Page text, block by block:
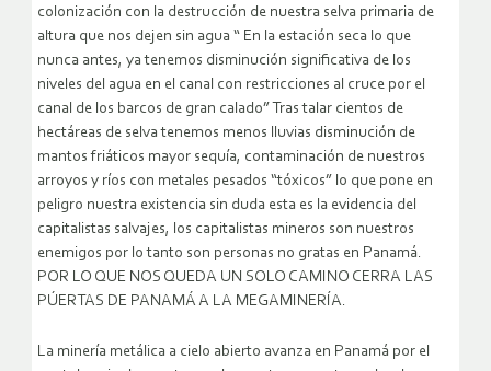
colonización con la destrucción de nuestra selva primaria de
altura que nos dejen sin agua “ En la estación seca lo que
nunca antes, ya tenemos disminución significativa de los
niveles del agua en el canal con restricciones al cruce por el
canal de los barcos de gran calado” Tras talar cientos de
hectáreas de selva tenemos menos lluvias disminución de
mantos friáticos mayor sequía, contaminación de nuestros
arroyos y ríos con metales pesados “tóxicos” lo que pone en
peligro nuestra existencia sin duda esta es la evidencia del
capitalistas salvajes, los capitalistas mineros son nuestros
enemigos por lo tanto son personas no gratas en Panamá.
POR LO QUE NOS QUEDA UN SOLO CAMINO CERRA LAS
PÚERTAS DE PANAMÁ A LA MEGAMINERÍA.
La minería metálica a cielo abierto avanza en Panamá por el